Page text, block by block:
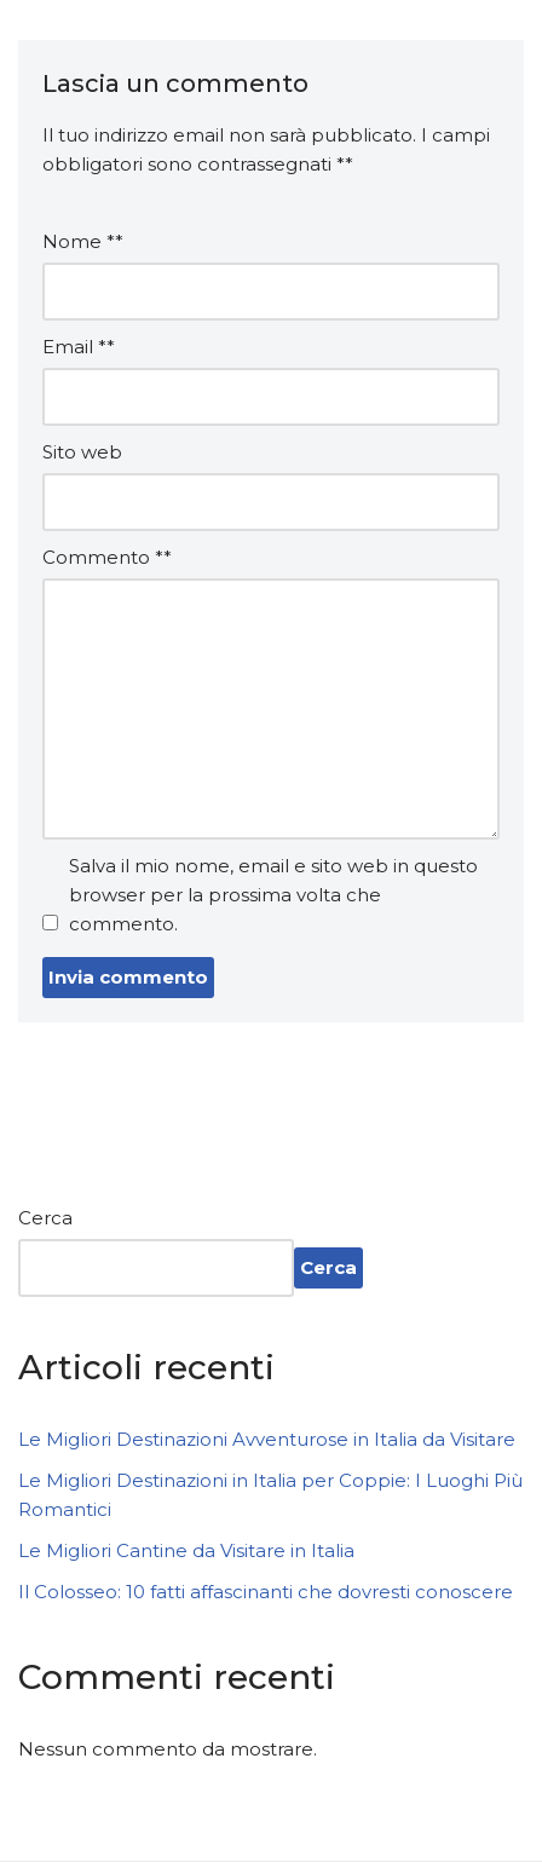
Lascia un commento
Il tuo indirizzo email non sarà pubblicato. I campi
obbligatori sono contrassegnati
*
Nome *
Email *
Sito web
Commento *
Salva il mio nome, email e sito web in questo
browser per la prossima volta che
commento.
Cerca
Cerca
Articoli recenti
Le Migliori Destinazioni Avventurose in Italia da Visitare
Le Migliori Destinazioni in Italia per Coppie: I Luoghi Più
Romantici
Le Migliori Cantine da Visitare in Italia
Il Colosseo: 10 fatti affascinanti che dovresti conoscere
Commenti recenti
Nessun commento da mostrare.